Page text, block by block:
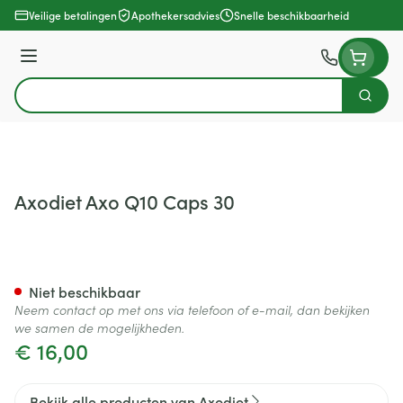
Ga naar de inhoud
Veilige betalingen Apothekersadvies Snelle beschikbaarheid
Menu
Product, merk, categorie...
Zoek
Axodiet Axo Q10 Caps 30
€ 16,00
Niet beschikbaar
Neem contact op met ons via telefoon of e-mail, dan bekijken
we samen de mogelijkheden.